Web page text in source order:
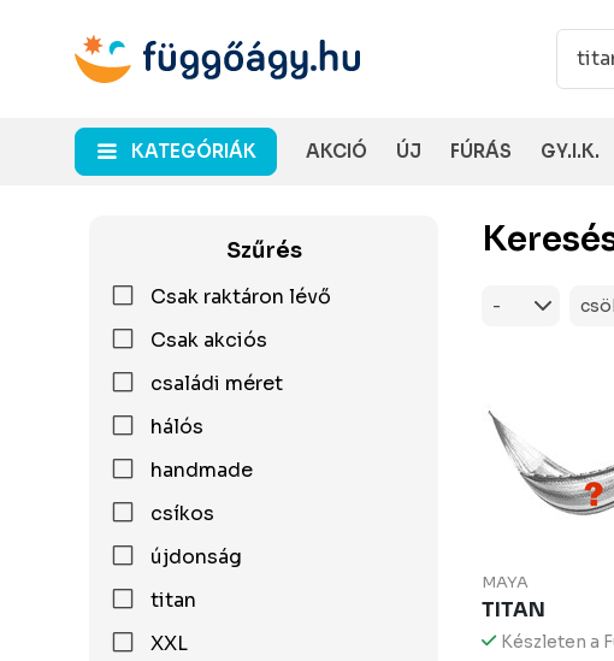
KATEGÓRIÁK AKCIÓ ÚJ FÚRÁS GY.I.K.
Szűrés
Csak raktáron lévő
Csak akciós
családi méret
hálós
handmade
csíkos
újdonság
titan
XXL
MAYA
TITAN
Készleten a